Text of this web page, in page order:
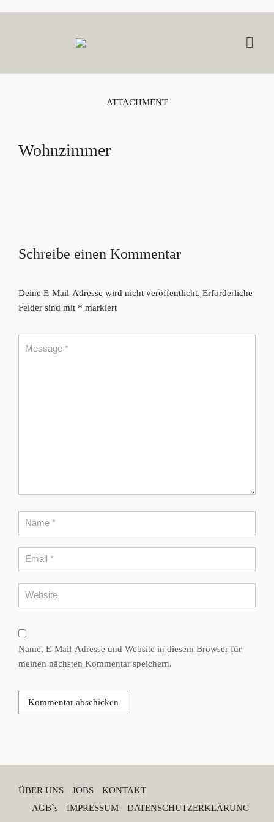
ATTACHMENT
Wohnzimmer
Schreibe einen Kommentar
Deine E-Mail-Adresse wird nicht veröffentlicht. Erforderliche
Felder sind mit * markiert
Name, E-Mail-Adresse und Website in diesem Browser für
meinen nächsten Kommentar speichern.
ÜBER UNS JOBS
KONTAKT
AGB`s
IMPRESSUM DATENSCHUTZERKLÄRUNG